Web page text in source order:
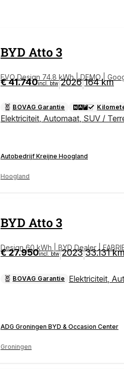
BYD Atto 3
EVO Design 74.8 kWh | DEMO |
€ 41.740incl. btw|2026|164 km
BOVAG Garantie
Elektriciteit Automaat SUV /
Autobedrijf Kreijne Hoogland
Hoogland
BYD Atto 3
Design 60 kWh | BYD Dealer |
LVERWARMING
€ 27.950incl. btw|2023|33.131
BOVAG Garantie Elektriciteit
ADG Groningen BYD & Occasion Center
Groningen